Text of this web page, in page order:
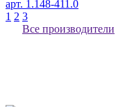
1 2 3
Все производители